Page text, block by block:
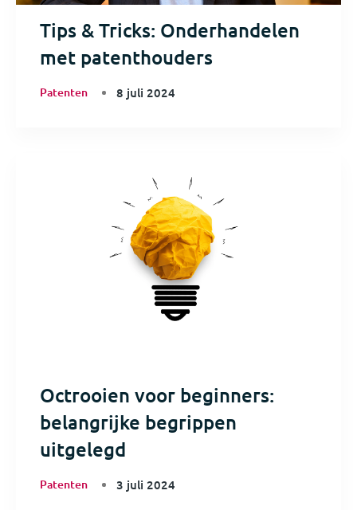
Tips & Tricks: Onderhandelen
met patenthouders
Patenten 8 juli 2024
Octrooien voor beginners:
belangrijke begrippen
uitgelegd
Patenten 3 juli 2024